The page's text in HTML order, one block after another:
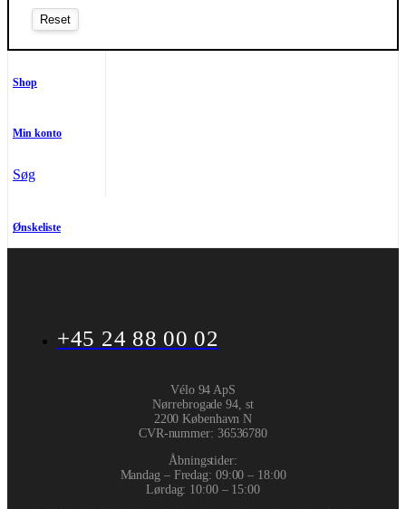
Shop
Min konto
Søg
Ønskeliste
+45 24 88 00 02
Vélo 94 ApS
Nørrebrogade 94, st
2200 København N
CVR-nummer: 36536780
Åbningstider:
Mandag – Fredag: 09:00 – 18:00
Lørdag: 10:00 – 15:00